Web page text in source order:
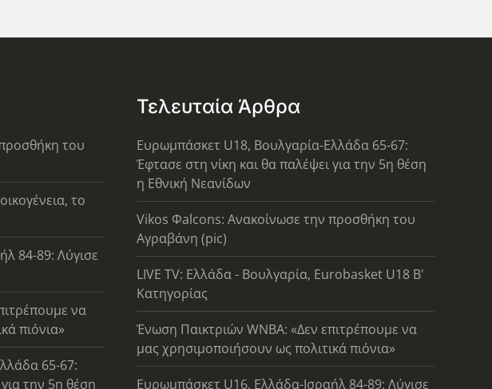
του
το
84-89: Λύγισε
να
πιόνια»
65-67:
την 5η θέση
Τελευταία Άρθρα
Ευρωμπάσκετ U18, Βουλγαρία-Ελλάδα 65-67:
Έφτασε στη νίκη και θα παλέψει για την 5η θέση
η Εθνική Νεανίδων
Vikos Φalcons: Ανακοίνωσε την προσθήκη του
Αγραβάνη (pic)
LIVE TV: Ελλάδα - Βουλγαρία, Eurobasket U18 Β'
Κατηγορίας
Ένωση Παικτριών WNBA: «Δεν επιτρέπουμε να
μας χρησιμοποιήσουν ως πολιτικά πιόνια»
Ευρωμπάσκετ U16, Ελλάδα-Ισραήλ 84-89: Λύγισε